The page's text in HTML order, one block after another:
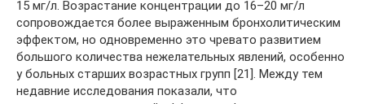
15 мг/л. Возрастание концентрации до 16–20 мг/л
сопровождается более выраженным бронхолитическим
эффектом, но одновременно это чревато развитием
большого количества нежелательных явлений, особенно
у больных старших возрастных групп [21]. Между тем
недавние исследования показали, что